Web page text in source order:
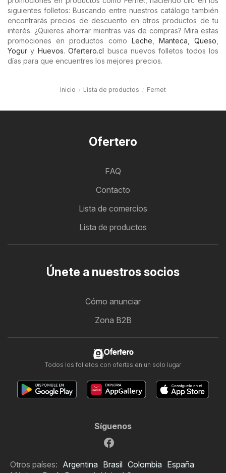
siguientes folletos: Buscando entre nuestros catálogo también
encontrarás precios de descuento en otros productos de tu
interés. ¿Quieres ahorrar mientras vas de compras? Mira estas
promociones en productos como Leche Manteca ,Queso
Yogur y Huevos.Ofertero.cl busca nuevos folletos todos los
días para que encuentres los mejores precios.
Inicio Lista de productos Fernet
Ofertero
FAQ
Contacto
Lista de comercios
Lista de productos
Únete a nuestros socios
Cómo anunciar
Zona B2B
Ofertero
Todos los folletos con ofertas en un solo lugar
Síguenos
Otros países: Argentina Brasil Colombia España